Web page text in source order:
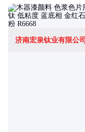
济南宏泉钛业有限公司